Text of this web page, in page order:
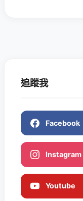
追蹤我
Facebook
Instagram
Youtube